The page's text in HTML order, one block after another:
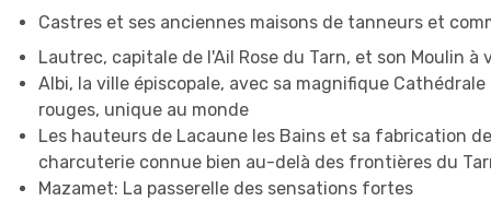
Castres et ses anciennes maisons de tanneurs et
Lautrec, capitale de l'Ail Rose du Tarn, et son Moulin à
Albi, la ville épiscopale, avec sa magnifique
rouges, unique au monde
Les hauteurs de Lacaune les Bains et sa fabrication
charcuterie connue bien au-delà des frontières du
Mazamet: La passerelle des sensations fortes